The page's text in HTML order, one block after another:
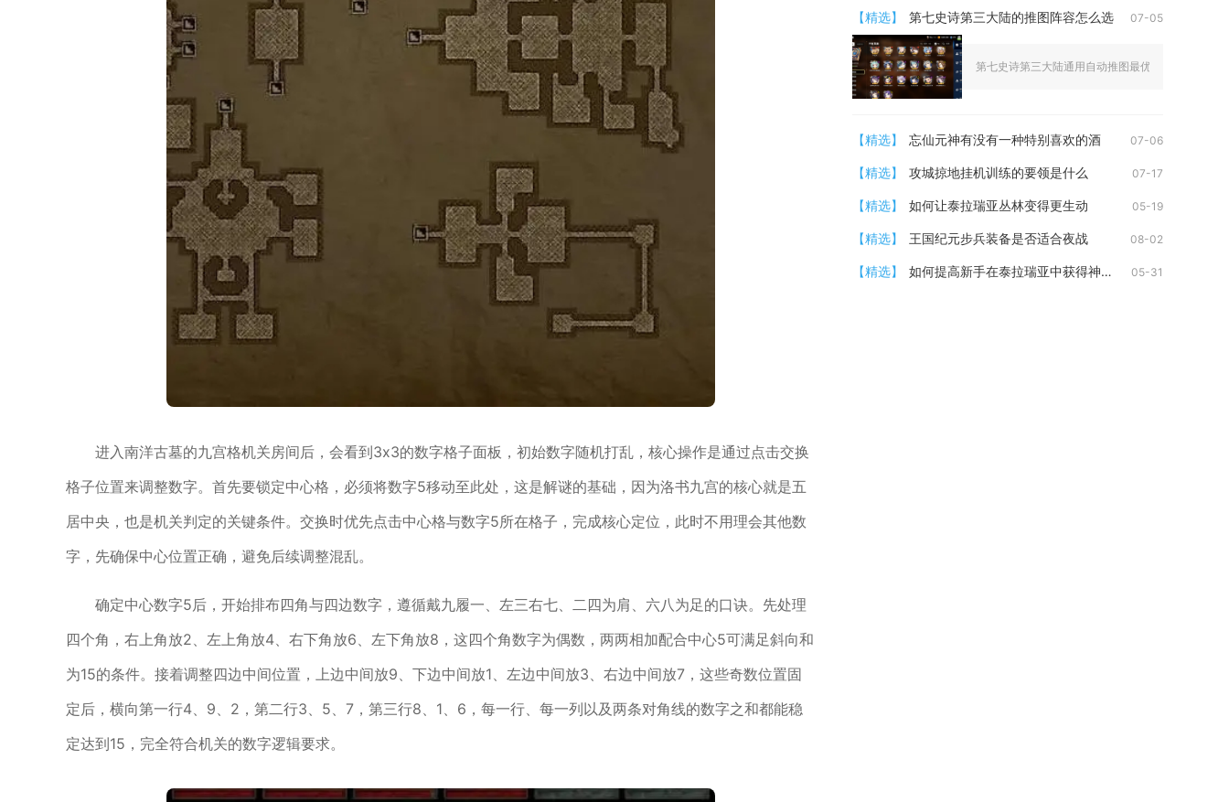
进入南洋古墓的九宫格机关房间后，会看到3x3的数字格子面板，初始数字随机打乱，核心操作是通过点击交换
格子位置来调整数字。首先要锁定中心格，必须将数字5移动至此处，这是解谜的基础，因为洛书九宫的核心就是五
居中央，也是机关判定的关键条件。交换时优先点击中心格与数字5所在格子，完成核心定位，此时不用理会其他数
字，先确保中心位置正确，避免后续调整混乱。
确定中心数字5后，开始排布四角与四边数字，遵循戴九履一、左三右七、二四为肩、六八为足的口诀。先处理
四个角，右上角放2、左上角放4、右下角放6、左下角放8，这四个角数字为偶数，两两相加配合中心5可满足斜向和
为15的条件。接着调整四边中间位置，上边中间放9、下边中间放1、左边中间放3、右边中间放7，这些奇数位置固
定后，横向第一行4、9、2，第二行3、5、7，第三行8、1、6，每一行、每一列以及两条对角线的数字之和都能稳
定达到15，完全符合机关的数字逻辑要求。
【精选】 第七史诗第三大陆的推图阵容怎么选 07-05
第七史诗第三大陆通用自动推图最优阵容为转职拉
【精选】 忘仙元神有没有一种特别喜欢的酒 07-06
【精选】 攻城掠地挂机训练的要领是什么 07-17
【精选】 如何让泰拉瑞亚丛林变得更生动 05-19
【精选】 王国纪元步兵装备是否适合夜战 08-02
【精选】 如何提高新手在泰拉瑞亚中获得神器的能力 05-31